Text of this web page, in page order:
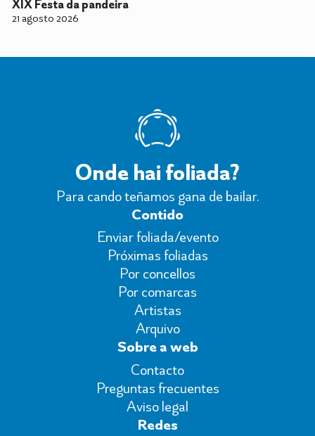
XIX Festa da pandeira
21 agosto 2026
Onde hai foliada?
Para cando teñamos gana de bailar.
Contido
Enviar foliada/evento
Próximas foliadas
Por concellos
Por comarcas
Artistas
Arquivo
Sobre a web
Contacto
Preguntas frecuentes
Aviso legal
Redes